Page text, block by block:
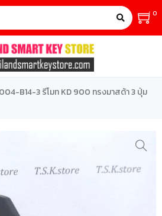
0
B14-3 รีโมท KD 900 ทรงมาสด้า 3 ปุ่ม